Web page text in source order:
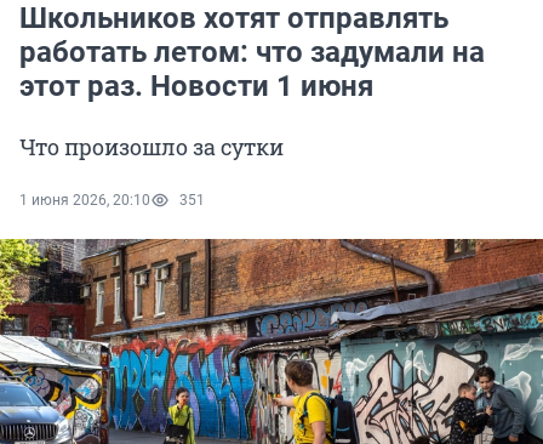
Школьников хотят отправлять
работать летом: что задумали на
этот раз. Новости 1 июня
Что произошло за сутки
1 июня 2026, 20:10 351